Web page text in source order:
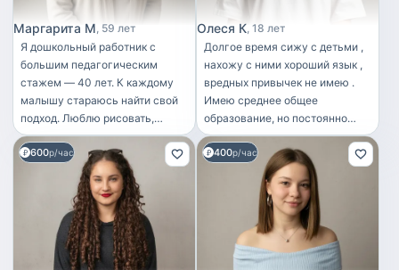
режим дня. Помощь знакомым:
Регулярно помогала молодым
помощницы - гуляла с
коляской, присматривала за
малышами, пока мамы
отдыхали или занимались
делами. Присмотр за детьми:
Часто сидела с детьми
знакомых и родственников
разного возраста. Родители
всегда со спокойной душой
доверяли мне своих ребят,
зная, что они под надёжным
присмотром. Что я умею и
Маргарита М 59 лет
Я дошкольный работник с
большим педагогическим
стажем — 40 лет. К каждому
малышу стараюсь найти свой
подход. Люблю рисовать,
лепить, делать разные поделки.
Люблю играть, двигаться, петь.
Очень люблю прогулки и
наблюдать за всем вокруг.
Олеся К 18 лет
Долгое время сижу с детьми ,
нахожу с ними хороший язык ,
вредных привычек не имею .
Имею среднее общее
образование, но постоянно
стремлюсь к саморазвитию.
Мои ключевые качества:
Ответственность: всегда
выполняю взятые на себя
обязательства.
Внимательность: уделяю
особое внимание
потребностям и особенностям
600р/час 400р/час